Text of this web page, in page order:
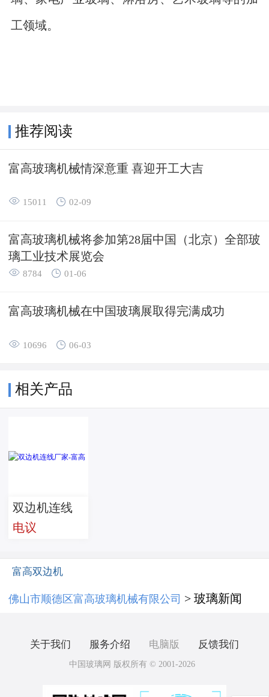
工领域。
推荐阅读
富高玻璃机械情深意重 喜迎开工大吉
 15011  02-09
富高玻璃机械将参加第28届中国（北京）全部玻
璃工业技术展览会
 8784  01-06
富高玻璃机械在中国玻璃展取得完满成功
 10696  06-03
相关产品
双边机连线
厂家-富高
电议
富高双边机
佛山市顺德区富高玻璃机械有限公司 > 玻璃新闻
关于我们 服务介绍 电脑版 反馈我们
中国玻璃网 版权所有 © 2001-2026